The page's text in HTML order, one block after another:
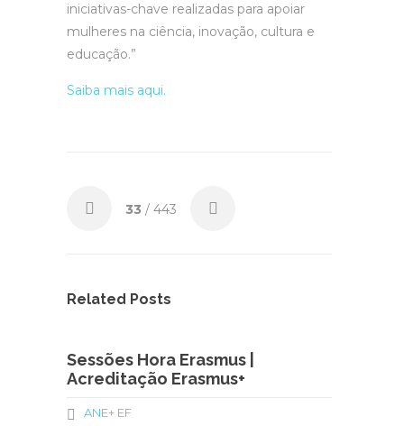
iniciativas-chave realizadas para apoiar
mulheres na ciência, inovação, cultura e
educação.”
Saiba mais aqui.
33 / 443
Related Posts
Sessões Hora Erasmus |
Acreditação Erasmus+
ANE+ EF